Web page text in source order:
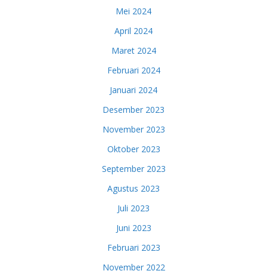
Mei 2024
April 2024
Maret 2024
Februari 2024
Januari 2024
Desember 2023
November 2023
Oktober 2023
September 2023
Agustus 2023
Juli 2023
Juni 2023
Februari 2023
November 2022